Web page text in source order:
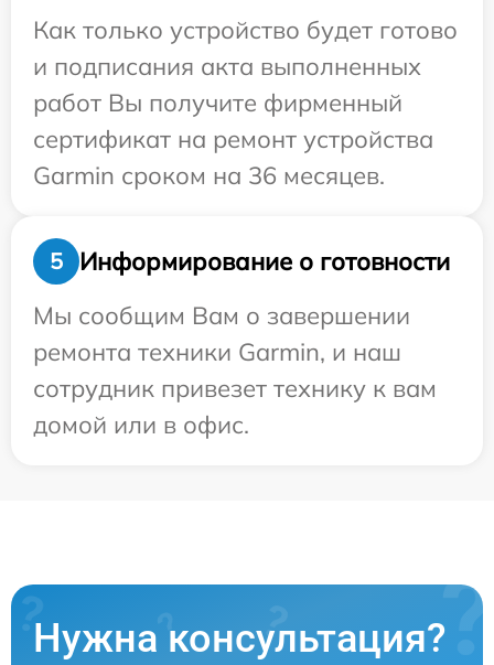
Как только устройство будет готово
и подписания акта выполненных
работ Вы получите фирменный
сертификат на ремонт устройства
Garmin сроком на 36 месяцев.
5
Информирование о готовности
Мы сообщим Вам о завершении
ремонта техники Garmin, и наш
сотрудник привезет технику к вам
домой или в офис.
Нужна консультация?